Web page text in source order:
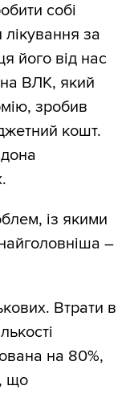
собі
за
його від нас
ВЛК, який
зробив
кошт.
із якими
–
Втрати в
на 80%,
що